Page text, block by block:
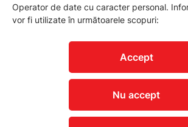
Operator de date cu caracter personal.
vor fi utilizate în următoarele scopuri:
Accept
Nu accept